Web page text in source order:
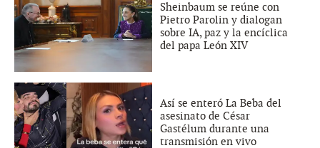
Sheinbaum se reúne con
Pietro Parolin y dialogan
sobre IA, paz y la encíclica
del papa León XIV
Así se enteró La Beba del
asesinato de César
Gastélum durante una
transmisión en vivo